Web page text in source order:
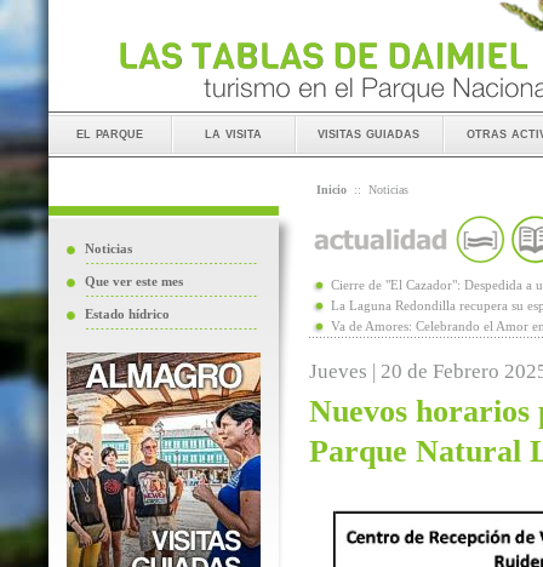
el parque la visita visitas guiadas otras
Noticias
Que ver este mes
Estado hídrico
Inicio :: Noticias
Cierre de "El Cazador": Despedida a
La Laguna Redondilla recupera su
Va de Amores: Celebrando el Amor
Jueves | 20 de Febrero
Nuevos horarios
Parque Natural